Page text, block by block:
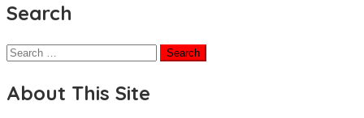
Search
Search
for:
About This Site